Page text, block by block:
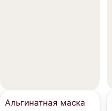
Альгинатная маска